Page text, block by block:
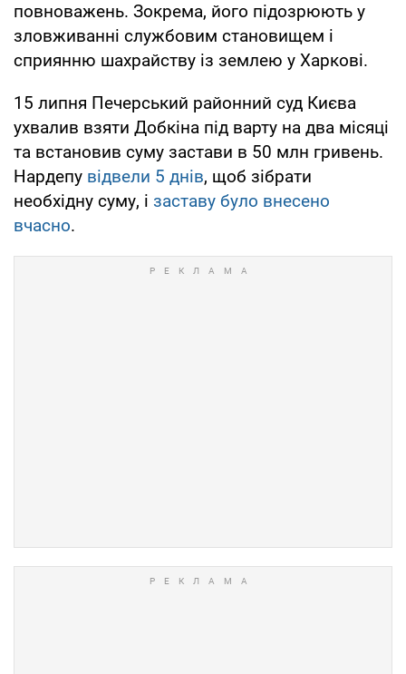
повноважень. Зокрема, його підозрюють у
зловживанні службовим становищем і
сприянню шахрайству із землею у Харкові.
15 липня Печерський районний суд Києва
ухвалив взяти Добкіна під варту на два місяці
та встановив суму застави в 50 млн гривень.
Нардепу відвели 5 днів, щоб зібрати
необхідну суму, і заставу було внесено
вчасно.